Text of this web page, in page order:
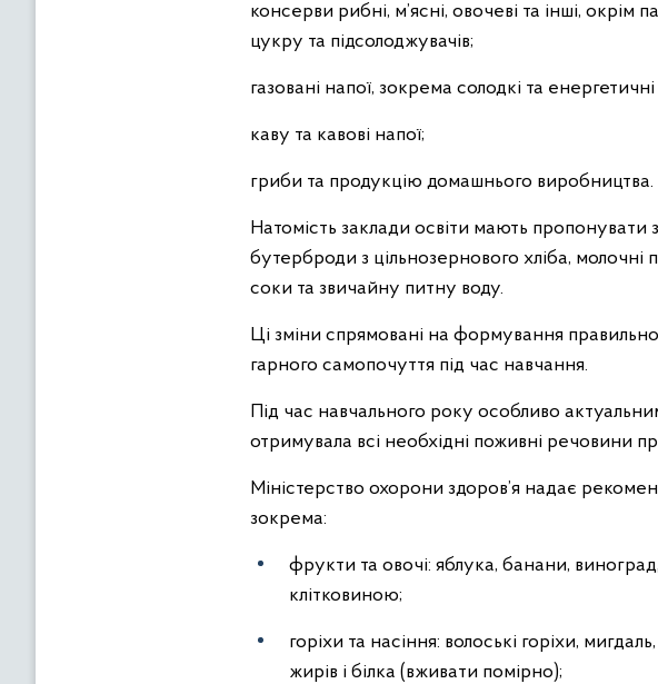
консерви рибні, м’ясні, овочеві та інші,
цукру та підсолоджувачів;
газовані напої, зокрема солодкі та енергетичні
каву та кавові напої;
гриби та продукцію домашнього виробництва.
Натомість заклади освіти мають пропонувати
бутерброди з цільнозернового хліба,
соки та звичайну питну воду.
Ці зміни спрямовані на формування
гарного самопочуття під час навчання.
Під час навчального року особливо
отримувала всі необхідні поживні речовини
Міністерство охорони здоров’я надає
зокрема:
фрукти та овочі: яблука, банани,
клітковиною;
горіхи та насіння: волоські горіхи,
жирів і білка (вживати помірно);